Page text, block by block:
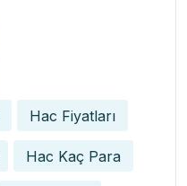
Hac Fiyatları
Hac Kaç Para